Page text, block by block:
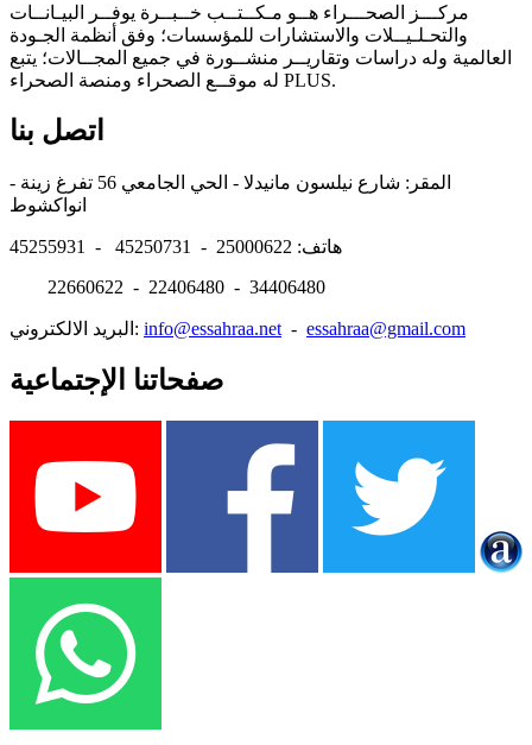
مركـــز الصحـــراء هــو مـكــتــب خــبــرة يوفــر البيـانــات
والتحـلـيــلات والاستشارات للمؤسسات؛ وفق أنظمة الجـودة
العالمية وله دراسات وتقاريــر منشــورة في جميع المجــالات؛ يتبع
له موقــع الصحراء ومنصة الصحراء PLUS.
اتصل بنا
المقر: شارع نيلسون مانيدلا - الحي الجامعي 56 تفرغ زينة -
هاتف: 25000622 - 45250731 - 45255931
22660622 - 22406480 - 34406480
البريد الالكتروني: info@essahraa.net - essahraa@gmail.com
صفحاتنا الإجتماعية